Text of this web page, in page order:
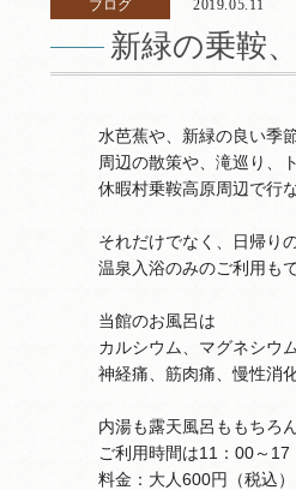
ブログ 2019.05.11
新緑の乗鞍
水芭蕉や、新緑の良い季
周辺の散策や、滝巡り、
休暇村乗鞍高原周辺で行
それだけでなく、日帰り
温泉入浴のみのご利用も
当館のお風呂は
カルシウム、マグネシウ
神経痛、筋肉痛、慢性消
内湯も露天風呂ももちろ
ご利用時間は11：00～17
料金：大人600円（税込）